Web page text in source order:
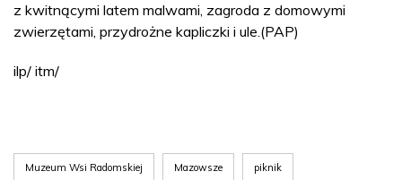
z kwitnącymi latem malwami, zagroda z domowymi
zwierzętami, przydrożne kapliczki i ule.(PAP)
ilp/ itm/
Muzeum Wsi Radomskiej Mazowsze piknik